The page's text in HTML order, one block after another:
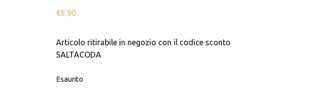
€8.90
Articolo ritirabile in negozio con il codice sconto
SALTACODA
Esaurito